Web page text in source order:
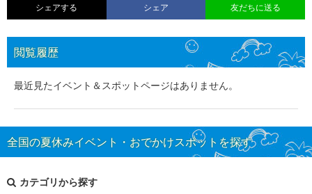
シェアする シェア 友だちに送る
閲覧履歴
最近見たイベント＆スポットページはありません。
全国の夏休みイベント・おでかけスポットを探す
カテゴリから探す